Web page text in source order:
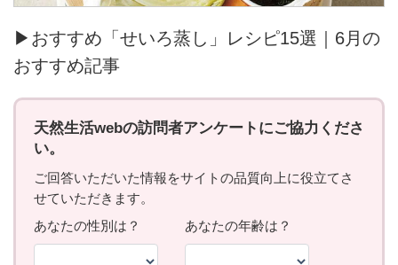
▶おすすめ「せいろ蒸し」レシピ15選｜6月の
おすすめ記事